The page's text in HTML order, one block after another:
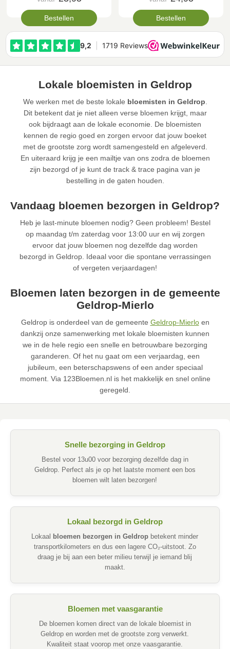
Bestellen Bestellen
Lokale bloemisten in Geldrop
We werken met de beste lokale bloemisten in Geldrop
Dit betekent dat je niet alleen verse bloemen krijgt, maar
ook bijdraagt aan de lokale economie. De bloemisten
kennen de regio goed en zorgen ervoor dat jouw boeket
met de grootste zorg wordt samengesteld en afgeleverd.
En uiteraard krijg je een mailtje van ons zodra de bloemen
zijn bezorgd of je kunt de track & trace pagina van je
bestelling in de gaten houden.
Vandaag bloemen bezorgen in Geldrop?
Heb je last-minute bloemen nodig? Geen probleem! Bestel
op maandag t/m zaterdag voor 13:00 uur en wij zorgen
ervoor dat jouw bloemen nog dezelfde dag worden
bezorgd in Geldrop. Ideaal voor die spontane verrassingen
of vergeten verjaardagen!
Bloemen laten bezorgen in de gemeente
Geldrop-Mierlo
Geldrop is onderdeel van de gemeente Geldrop-Mierloen
dankzij onze samenwerking met lokale bloemisten kunnen
we in de hele regio een snelle en betrouwbare bezorging
garanderen. Of het nu gaat om een verjaardag, een
jubileum, een beterschapswens of een ander speciaal
moment. Via 123Bloemen.nl is het makkelijk en snel online
geregeld.
Snelle bezorging in Geldrop
Bestel voor 13u00 voor bezorging dezelfde dag in
Geldrop. Perfect als je op het laatste moment een bos
bloemen wilt laten bezorgen!
Lokaal bezorgd in Geldrop
Lokaal bloemen bezorgen in Geldrop betekent minder
transportkilometers en dus een lagere CO₂-uitstoot. Zo
draag je bij aan een beter milieu terwijl je iemand blij
maakt.
Bloemen met vaasgarantie
De bloemen komen direct van de lokale bloemist in
Geldrop en worden met de grootste zorg verwerkt.
Kwaliteit staat voorop met onze vaasgarantie.